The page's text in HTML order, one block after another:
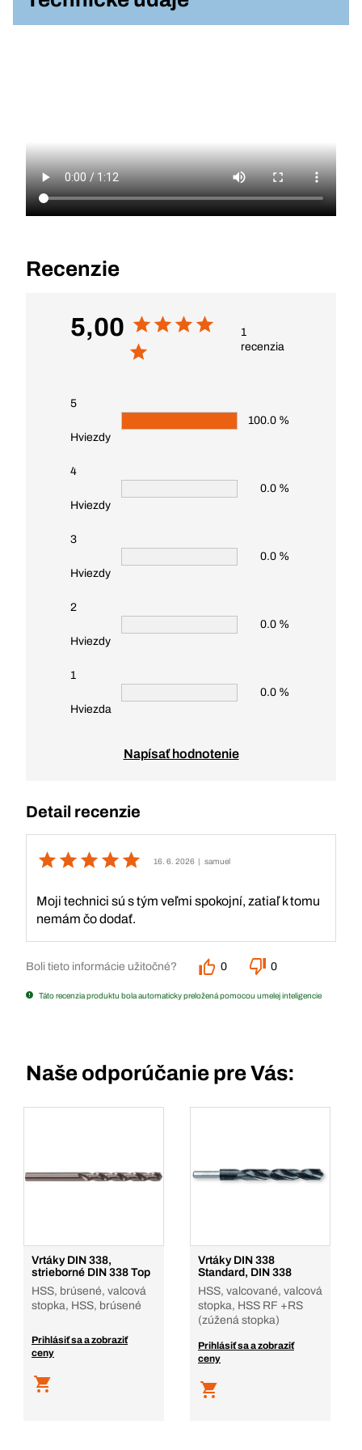
Recenzie
5,00
1
recenzia
5
Hviezdy
100.0 %
4
Hviezdy
0.0 %
3
Hviezdy
0.0 %
2
Hviezdy
0.0 %
1
Hviezda
0.0 %
Napísať hodnotenie
Detail recenzie
16. 6. 2026 | samuel
Moji technici sú s tým veľmi spokojní, zatiaľ k tomu
nemám čo dodať.
Boli tieto informácie užitočné? 0 0
Táto recenzia produktu bola automaticky preložená pomocou umelej inteligencie
Naše odporúčanie pre Vás:
Vrtáky DIN 338,
strieborné DIN 338 Top
HSS, brúsené, valcová
stopka, HSS, brúsené
Prihlásiť sa a zobraziť
ceny
Vrtáky DIN 338
Standard, DIN 338
HSS, valcované, valcová
stopka, HSS RF +RS
(zúžená stopka)
Prihlásiť sa a zobraziť
ceny